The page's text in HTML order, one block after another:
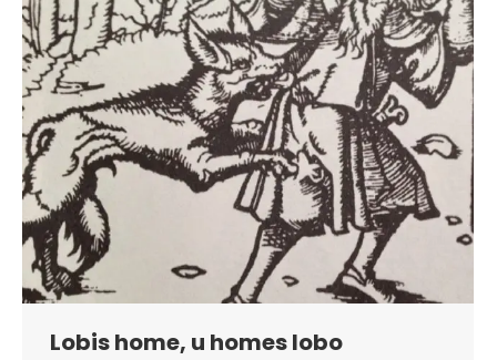
Lobis home, u homes lobo